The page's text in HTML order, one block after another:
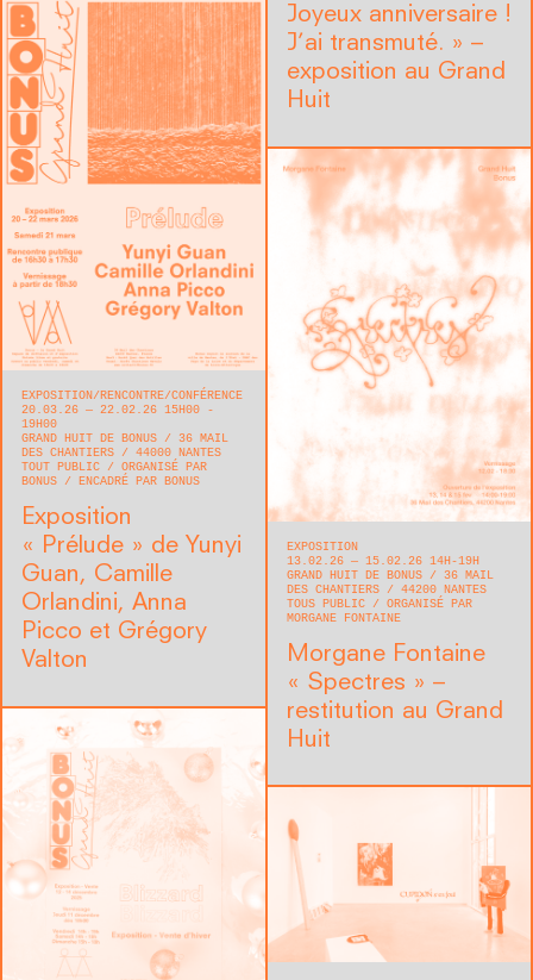
Joyeux anniversaire !
J’ai transmuté. » –
exposition au Grand
Huit
EXPOSITION
RENCONTRE/CONFÉRENCE
20.03.26 — 22.02.26 15H00 -
19H00
GRAND HUIT DE BONUS
36 MAIL
DES CHANTIERS
44000 NANTES
TOUT PUBLIC
ORGANISÉ PAR
BONUS
ENCADRÉ PAR BONUS
Exposition
« Prélude » de Yunyi
Guan, Camille
Orlandini, Anna
Picco et Grégory
Valton
EXPOSITION
13.02.26 — 15.02.26 14H-19H
GRAND HUIT DE BONUS
36 MAIL
DES CHANTIERS
44200 NANTES
TOUS PUBLIC
ORGANISÉ PAR
MORGANE FONTAINE
Morgane Fontaine
« Spectres » –
restitution au Grand
Huit